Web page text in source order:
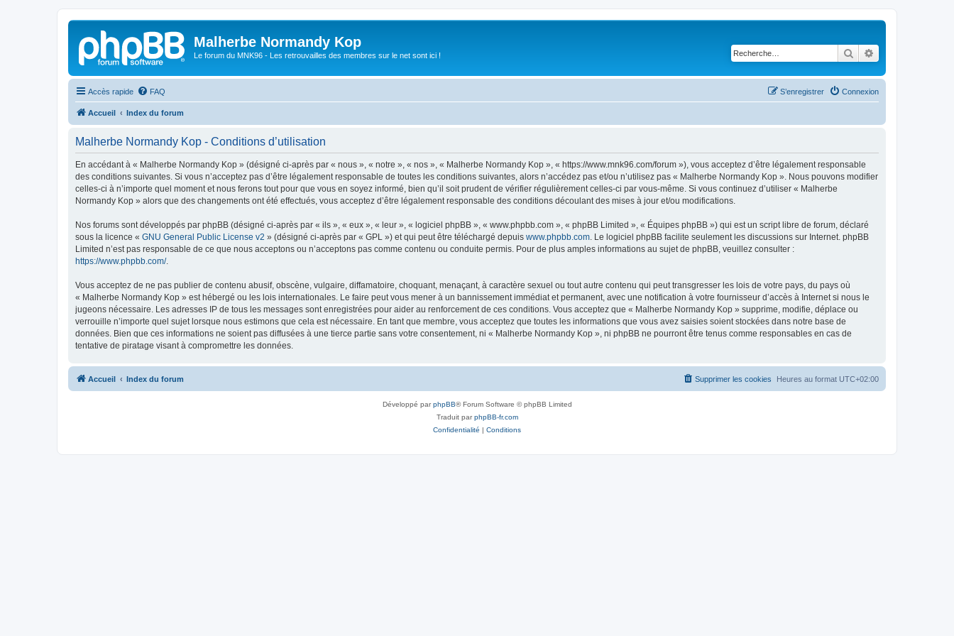
Malherbe Normandy Kop
Le forum du MNK96 - Les retrouvailles des membres sur le net sont ici ! Rechercher
Accès rapide FAQ Connexion
S’enregistrer
Accueil Index du forum
Malherbe Normandy Kop - Conditions d’utilisation
En accédant à « Malherbe Normandy Kop » (désigné ci-après par « nous », « notre », « nos », « Malherbe Normandy Kop », « https://www.mnk96.com/forum »), vous acceptez d’être légalement responsable
des conditions suivantes. Si vous n’acceptez pas d’être légalement responsable de toutes les conditions suivantes, alors n’accédez pas et/ou n’utilisez pas « Malherbe Normandy Kop ». Nous pouvons modifier
celles-ci à n’importe quel moment et nous ferons tout pour que vous en soyez informé, bien qu’il soit prudent de vérifier régulièrement celles-ci par vous-même. Si vous continuez d’utiliser « Malherbe
Normandy Kop » alors que des changements ont été effectués, vous acceptez d’être légalement responsable des conditions découlant des mises à jour et/ou modifications.
Nos forums sont développés par phpBB (désigné ci-après par « ils », « eux », « leur », « logiciel phpBB », « www.phpbb.com », « phpBB Limited », « Équipes phpBB ») qui est un script libre de forum, déclaré
sous la licence « GNU General Public License v2 » (désigné ci-après par « GPL ») et qui peut être téléchargé depuis www.phpbb.com . Le logiciel phpBB facilite seulement les discussions sur Internet. phpBB
Limited n’est pas responsable de ce que nous acceptons ou n’acceptons pas comme contenu ou conduite permis. Pour de plus amples informations au sujet de phpBB, veuillez consulter :
https://www.phpbb.com/.
Vous acceptez de ne pas publier de contenu abusif, obscène, vulgaire, diffamatoire, choquant, menaçant, à caractère sexuel ou tout autre contenu qui peut transgresser les lois de votre pays, du pays où
« Malherbe Normandy Kop » est hébergé ou les lois internationales. Le faire peut vous mener à un bannissement immédiat et permanent, avec une notification à votre fournisseur d’accès à Internet si nous le
jugeons nécessaire. Les adresses IP de tous les messages sont enregistrées pour aider au renforcement de ces conditions. Vous acceptez que « Malherbe Normandy Kop » supprime, modifie, déplace ou
verrouille n’importe quel sujet lorsque nous estimons que cela est nécessaire. En tant que membre, vous acceptez que toutes les informations que vous avez saisies soient stockées dans notre base de
données. Bien que ces informations ne soient pas diffusées à une tierce partie sans votre consentement, ni « Malherbe Normandy Kop », ni phpBB ne pourront être tenus comme responsables en cas de
tentative de piratage visant à compromettre les données.
Accueil Index du forum Heures au format UTC+02:00
Supprimer les cookies
Développé parphpBB® Forum Software © phpBB Limited
Traduit parphpBB-fr.com
Confidentialité | Conditions